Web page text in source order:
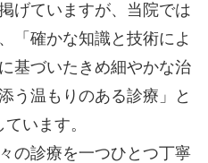
16:00～17:00
等について、事前に必ず医療
電話にてご確認ください。
見る
こちら
げていますが、当院では
「確かな知識と技術によ
基づいたきめ細やかな治
う温もりのある診療」と
います。
の診療を一つひとつ丁寧